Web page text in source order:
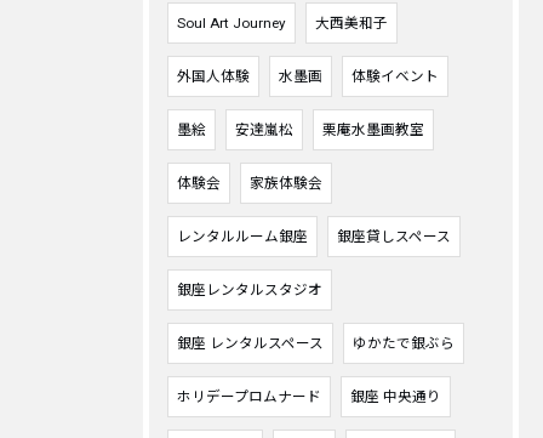
Soul Art Journey 大西美和子
外国人体験 水墨画 体験イベント
墨絵 安達嵐松 栗庵水墨画教室
体験会 家族体験会
レンタルルーム銀座 銀座貸しスペース
銀座レンタルスタジオ
銀座 レンタルスペース ゆかたで銀ぶら
ホリデープロムナード 銀座 中央通り